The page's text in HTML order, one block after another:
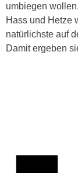
umbiegen wollen.
Hass und Hetze
natürlichste auf
Damit ergeben